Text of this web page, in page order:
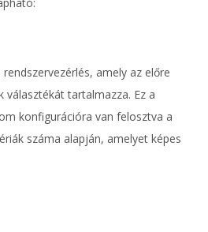
amely az előre
választékát tartalmazza. Ez a
konfigurációra van felosztva a
száma alapján, amelyet képes